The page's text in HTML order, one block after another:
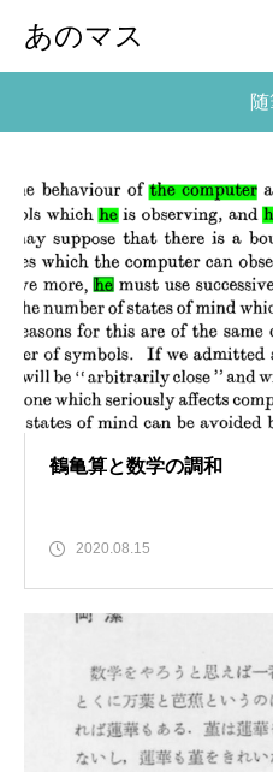
あのマス
鶴亀算と数学の調和
2020.08.15